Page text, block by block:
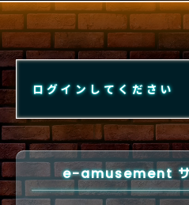
ログインしてください
e-amusement サ